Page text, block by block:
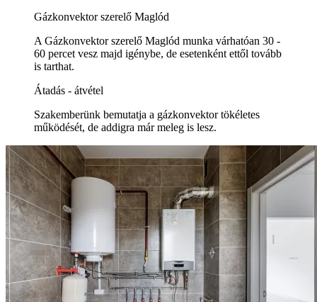
Gázkonvektor szerelő Maglód
A Gázkonvektor szerelő Maglód munka várhatóan 30 -
60 percet vesz majd igénybe, de esetenként ettől tovább
is tarthat.
Átadás - átvétel
Szakemberünk bemutatja a gázkonvektor tökéletes
működését, de addigra már meleg is lesz.